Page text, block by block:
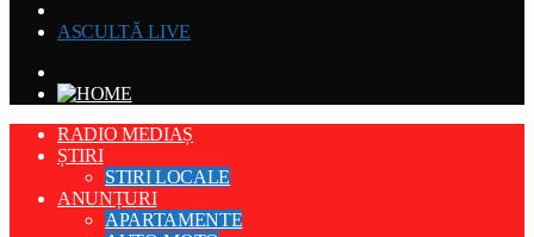
ASCULTĂ LIVE
RADIO MEDIAȘ
ȘTIRI
STIRI LOCALE
ANUNȚURI
APARTAMENTE